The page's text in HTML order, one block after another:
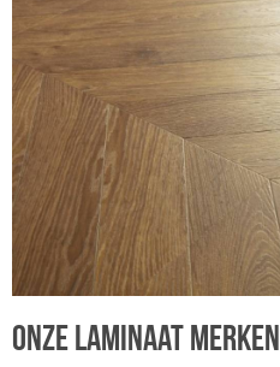
Onze laminaat merken